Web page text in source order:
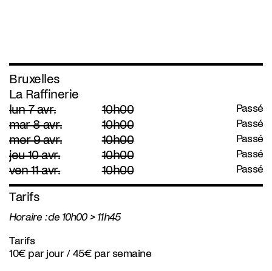
Bruxelles
La Raffinerie
lun 7 avr.
10h00 Passé
mar 8 avr. 10h00 Passé
mer 9 avr. 10h00 Passé
jeu 10 avr. 10h00 Passé
ven 11 avr. 10h00 Passé
Tarifs
Horaire : de 10h00 > 11h45
Tarifs
10€ par jour / 45€ par semaine